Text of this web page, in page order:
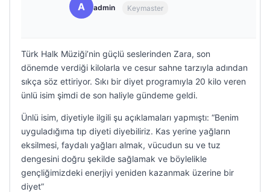
A admin Keymaster
Türk Halk Müziği’nin güçlü seslerinden Zara, son
dönemde verdiği kilolarla ve cesur sahne tarzıyla adından
sıkça söz ettiriyor. Sıkı bir diyet programıyla 20 kilo veren
ünlü isim şimdi de son haliyle gündeme geldi.
Ünlü isim, diyetiyle ilgili şu açıklamaları yapmıştı: “Benim
uyguladığıma tıp diyeti diyebiliriz. Kas yerine yağların
eksilmesi, faydalı yağları almak, vücudun su ve tuz
dengesini doğru şekilde sağlamak ve böylelikle
gençliğimizdeki enerjiyi yeniden kazanmak üzerine bir
diyet”